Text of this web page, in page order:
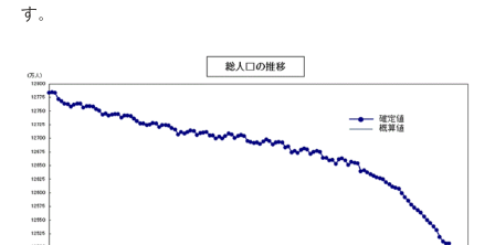
す。